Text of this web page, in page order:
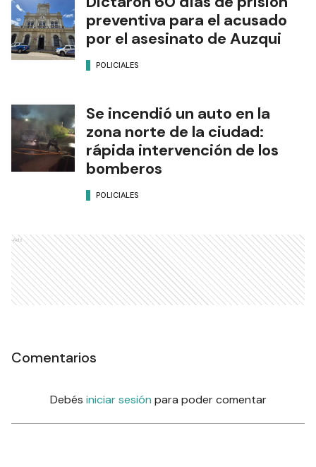
preventiva para el acusado
por el asesinato de Auzqui
POLICIALES
Se incendió un auto en la
zona norte de la ciudad:
rápida intervención de los
bomberos
POLICIALES
Ads
Comentarios
Debés iniciar sesión para poder comentar